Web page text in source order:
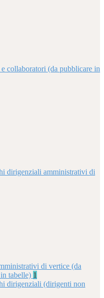
collaboratori (da pubblicare in
dirigenziali amministrativi di
di vertice (da
tabelle) 1
dirigenziali (dirigenti non